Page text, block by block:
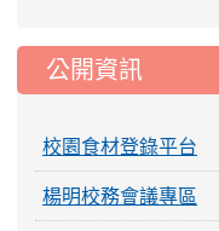
公開資訊
校園食材登錄平台
楊明校務會議專區